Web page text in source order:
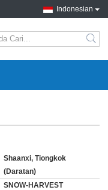
Indonesian
search
Shaanxi, Tiongkok
(Daratan)
SNOW-HARVEST